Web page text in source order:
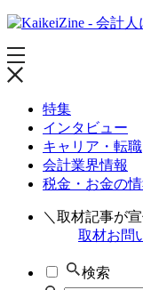
特集
インタビュー
キャリア・転職
会計業界情報
税金・お金の
＼取材記事が
取材お問
検索